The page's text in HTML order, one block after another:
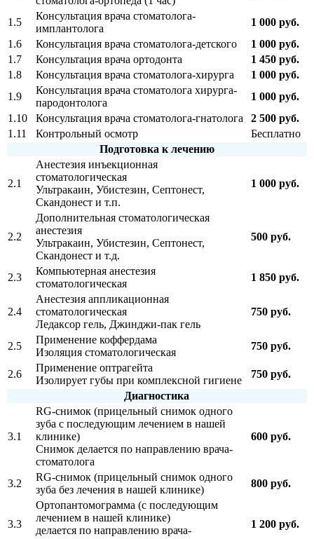
клиники
1.5
Консультация врача стоматолога-
имплантолога
1 000 руб.
1.6
Консультация врача стоматолога-детского
1 000 руб.
1.7
Консультация врача ортодонта
1 450 руб.
1.8
Консультация врача стоматолога-хирурга
1 000 руб.
1.9
Консультация врача стоматолога хирурга-
пародонтолога
1 000 руб.
1.10
Консультация врача стоматолога-гнатолога
2 500 руб.
1.11
Контрольный осмотр
Бесплатно
Подготовка к лечению
2.1
Анестезия инъекционная
стоматологическая
Ультракаин, Убистезин, Септонест,
Скандонест и т.п.
1 000 руб.
2.2
Дополнительная стоматологическая
анестезия
Ультракаин, Убистезин, Септонест,
Скандонест и т.д.
500 руб.
2.3
Компьютерная анестезия
стоматологическая
1 850 руб.
2.4
Анестезия аппликационная
стоматологическая
Ледаксор гель, Джинджи-пак гель
750 руб.
2.5
Применение коффердама
Изоляция стоматологическая
750 руб.
2.6
Применение оптрагейта
Изолирует губы при комплексной гигиене
750 руб.
Диагностика
3.1
RG-снимок (прицельный снимок одного
зуба с последующим лечением в нашей
клинике)
Снимок делается по направлению врача-
стоматолога
600 руб.
3.2
RG-снимок (прицельный снимок одного
зуба без лечения в нашей клинике)
800 руб.
3.3
Ортопантомограмма (с последующим
лечением в нашей клинике)
делается по направлению врача-
1 200 руб.